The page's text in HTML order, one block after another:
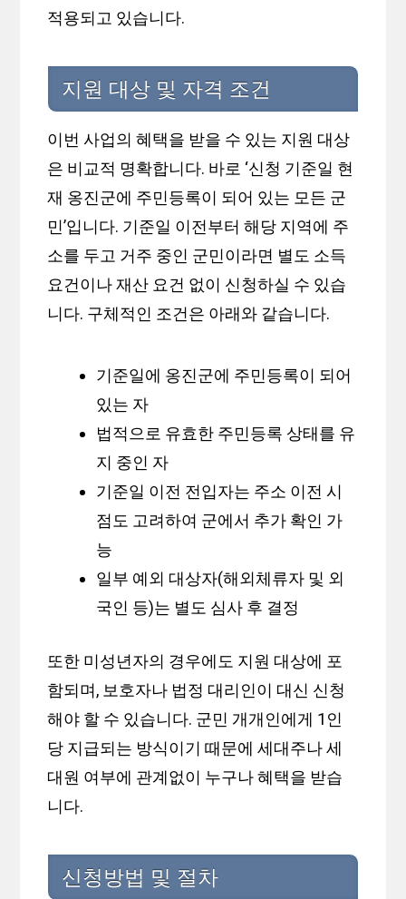
적용되고 있습니다.
지원 대상 및 자격 조건
이번 사업의 혜택을 받을 수 있는 지원 대상
은 비교적 명확합니다. 바로 ‘신청 기준일 현
재 옹진군에 주민등록이 되어 있는 모든 군
민’입니다. 기준일 이전부터 해당 지역에 주
소를 두고 거주 중인 군민이라면 별도 소득
요건이나 재산 요건 없이 신청하실 수 있습
니다. 구체적인 조건은 아래와 같습니다.
기준일에 옹진군에 주민등록이 되어
있는 자
법적으로 유효한 주민등록 상태를 유
지 중인 자
기준일 이전 전입자는 주소 이전 시
점도 고려하여 군에서 추가 확인 가
능
일부 예외 대상자(해외체류자 및 외
국인 등)는 별도 심사 후 결정
또한 미성년자의 경우에도 지원 대상에 포
함되며, 보호자나 법정 대리인이 대신 신청
해야 할 수 있습니다. 군민 개개인에게 1인
당 지급되는 방식이기 때문에 세대주나 세
대원 여부에 관계없이 누구나 혜택을 받습
니다.
신청방법 및 절차